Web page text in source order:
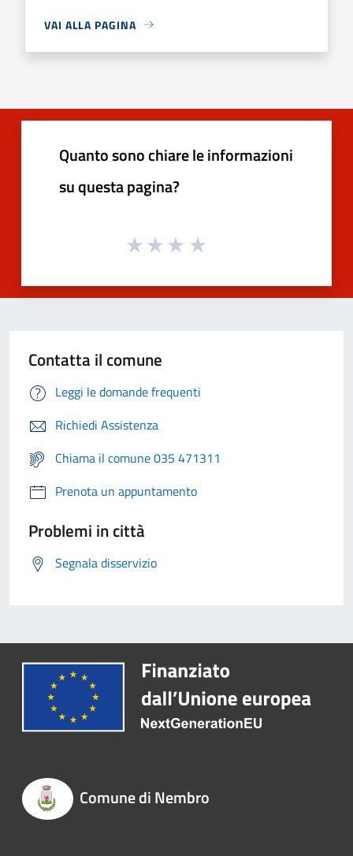
VAI ALLA PAGINA
Quanto sono chiare le informazioni
su questa pagina?
Contatta il comune
Leggi le domande frequenti
Richiedi Assistenza
Chiama il comune 035 471311
Prenota un appuntamento
Problemi in città
Segnala disservizio
Comune di Nembro